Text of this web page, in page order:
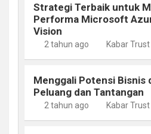
Strategi Terbaik untuk
Performa Microsoft
Vision
2 tahun ago Kabar Trust
Menggali Potensi Bisnis
Peluang dan Tantangan
2 tahun ago Kabar Trust